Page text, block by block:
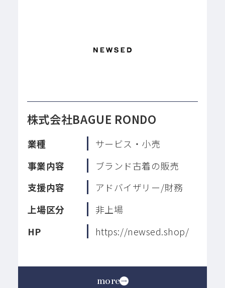
株式会社BAGUE RONDO
more
業種
サービス・小売
事業内容
ブランド古着の販売
支援内容
アドバイザリー/財務
上場区分
非上場
HP
https://newsed.shop/